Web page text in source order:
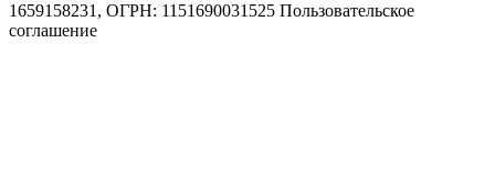
1659158231, ОГРН: 1151690031525 Пользовательское
соглашение